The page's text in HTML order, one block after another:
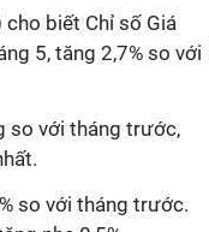
biết Chỉ số Giá
5, tăng 2,7% so với
so với tháng trước,
so với tháng trước.